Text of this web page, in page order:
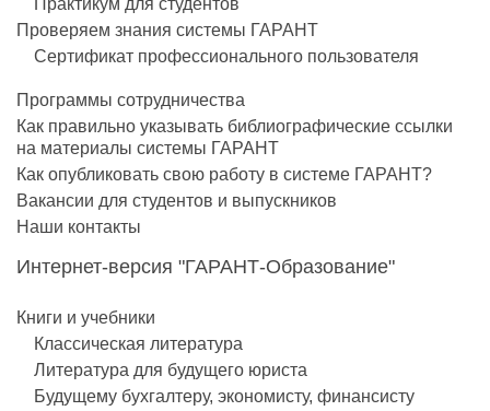
Проверяем знания системы ГАРАНТ
Сертификат профессионального пользователя
Программы сотрудничества
Как правильно указывать библиографические ссылки
на материалы системы ГАРАНТ
Как опубликовать свою работу в системе ГАРАНТ?
Вакансии для студентов и выпускников
Наши контакты
Интернет-версия "ГАРАНТ-Образование"
Книги и учебники
Классическая литература
Литература для будущего юриста
Будущему бухгалтеру, экономисту, финансисту